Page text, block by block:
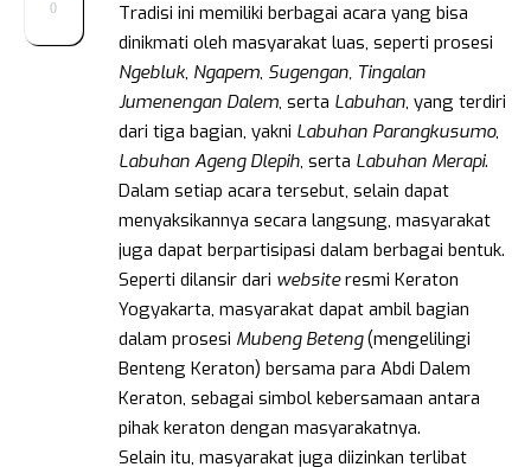
0
Tradisi ini memiliki berbagai acara yang bisa
dinikmati oleh masyarakat luas, seperti prosesi
Ngebluk, Ngapem, Sugengan, Tingalan
Jumenengan Dalem, serta Labuhan, yang terdiri
dari tiga bagian, yakni Labuhan Parangkusumo,
Labuhan Ageng Dlepih, serta Labuhan Merapi.
Dalam setiap acara tersebut, selain dapat
menyaksikannya secara langsung, masyarakat
juga dapat berpartisipasi dalam berbagai bentuk.
Seperti dilansir dari websiteresmi Keraton
Yogyakarta, masyarakat dapat ambil bagian
dalam prosesi Mubeng Beteng(mengelilingi
Benteng Keraton) bersama para Abdi Dalem
Keraton, sebagai simbol kebersamaan antara
pihak keraton dengan masyarakatnya.
Selain itu, masyarakat juga diizinkan terlibat